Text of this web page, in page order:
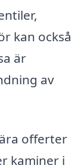
kan också
är
av
offerter
kaminer i